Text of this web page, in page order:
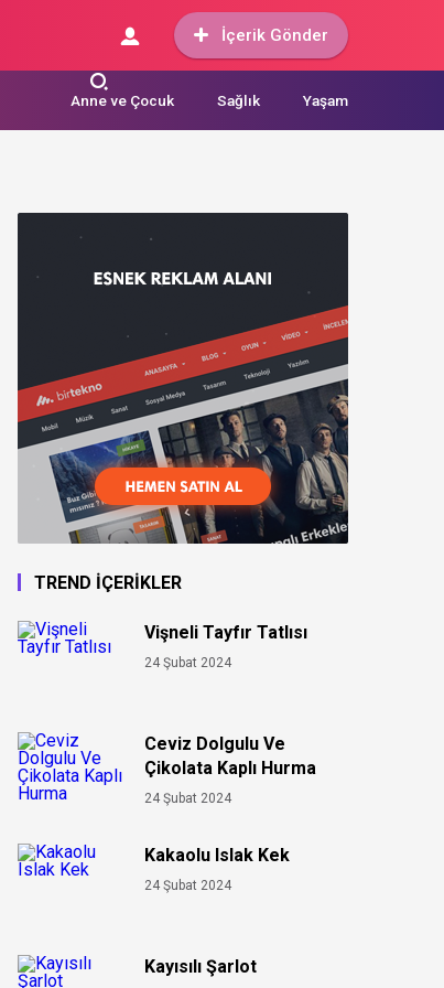
İçerik Gönder
Anne ve Çocuk Sağlık Yaşam
TREND İÇERİKLER
Vişneli Tayfır Tatlısı
24 Şubat 2024
Ceviz Dolgulu Ve
Çikolata Kaplı Hurma
24 Şubat 2024
Kakaolu Islak Kek
24 Şubat 2024
Kayısılı Şarlot